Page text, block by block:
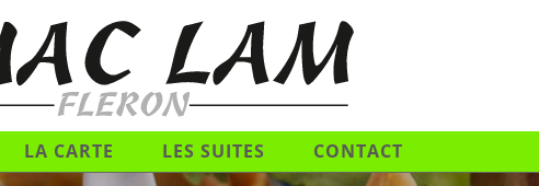
LA CARTE LES SUITES CONTACT